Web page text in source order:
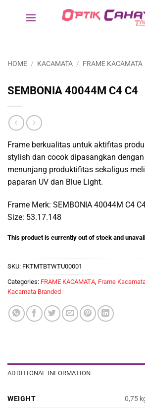
HOME / KACAMATA / FRAME KACAMATA
SEMBONIA 40044M C4 C4
Frame berkualitas untuk aktifitas
stylish dan cocok dipasangkan
menunjang produktifitas sekaligus
paparan UV dan Blue Light.
Frame Merk: SEMBONIA 40044M C4
Size: 53.17.148
This product is currently out of stock and
SKU: FKTMTBTWTU00001
Categories: FRAME KACAMATA Frame
Kacamata Branded
ADDITIONAL INFORMATION
WEIGHT 0,75